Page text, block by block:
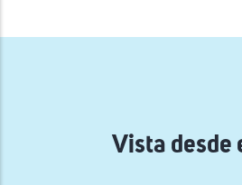
navegaciónVista desde